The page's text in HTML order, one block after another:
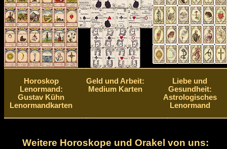
Horoskop
Lenormand:
Gustav Kühn
Lenormandkarten
Geld und Arbeit:
Medium Karten
Liebe und
Gesundheit:
Astrologisches
Lenormand
Weitere Horoskope und Orakel von uns: